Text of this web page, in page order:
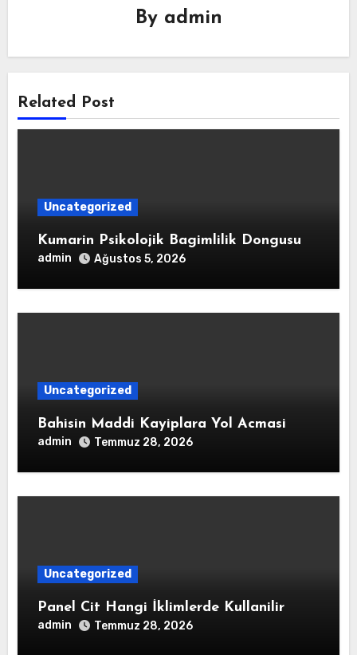
By admin
Related Post
Uncategorized
Kumarin Psikolojik Bagimlilik Dongusu
admin Ağustos 5, 2026
Uncategorized
Bahisin Maddi Kayiplara Yol Acmasi
admin Temmuz 28, 2026
Uncategorized
Panel Cit Hangi İklimlerde Kullanilir
admin Temmuz 28, 2026